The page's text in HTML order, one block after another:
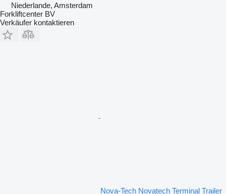
Niederlande, Amsterdam
Forkliftcenter BV
Verkäufer kontaktieren
Nova-Tech Novatech Terminal Trailer